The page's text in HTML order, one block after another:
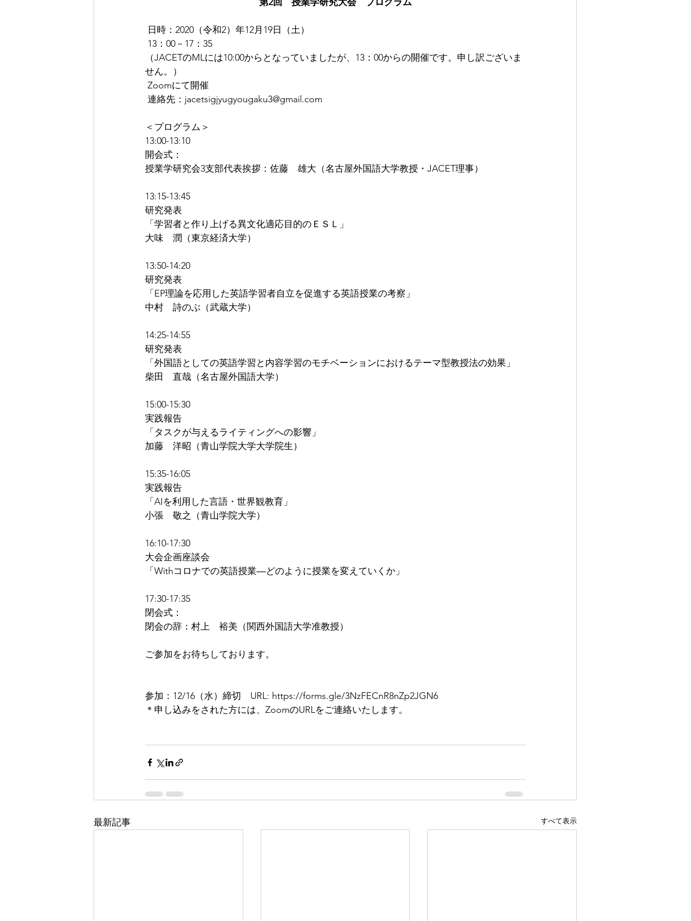
日時：2020（令和2）年12月19日（土）
13：00－17：35
（JACETのMLには10:00からとなっていましたが、13：00からの開催です。申し訳ございま
せん。）
Zoomにて開催
連絡先：jacetsigjyugyougaku3@gmail.com
＜プログラム＞
13:00-13:10
開会式：
授業学研究会3支部代表挨拶：佐藤　雄大（名古屋外国語大学教授・JACET理事）
13:15-13:45
研究発表
「学習者と作り上げる異文化適応目的のＥＳＬ」
大味　潤（東京経済大学）
13:50-14:20
研究発表
「EP理論を応用した英語学習者自立を促進する英語授業の考察」
中村　詩のぶ（武蔵大学）
14:25-14:55
研究発表
「外国語としての英語学習と内容学習のモチベーションにおけるテーマ型教授法の効果」
柴田　直哉（名古屋外国語大学）
15:00-15:30
実践報告
「タスクが与えるライティングへの影響」
加藤　洋昭（青山学院大学大学院生）
15:35-16:05
実践報告
「AIを利用した言語・世界観教育」
小張　敬之（青山学院大学）
16:10-17:30
大会企画座談会
「Withコロナでの英語授業―どのように授業を変えていくか」
17:30-17:35
閉会式：
閉会の辞：村上　裕美（関西外国語大学准教授）
ご参加をお待ちしております。
参加：12/16（水）締切　URL: https://forms.gle/3NzFECnR8nZp2JGN6
＊申し込みをされた方には、ZoomのURLをご連絡いたします。
最新記事 すべて表示